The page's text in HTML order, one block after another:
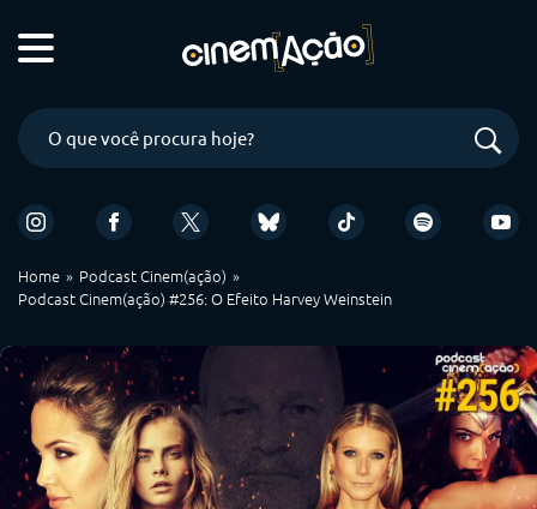
Home
Podcast Cinem(ação)
Podcast Cinem(ação) #256: O Efeito Harvey Weinstein